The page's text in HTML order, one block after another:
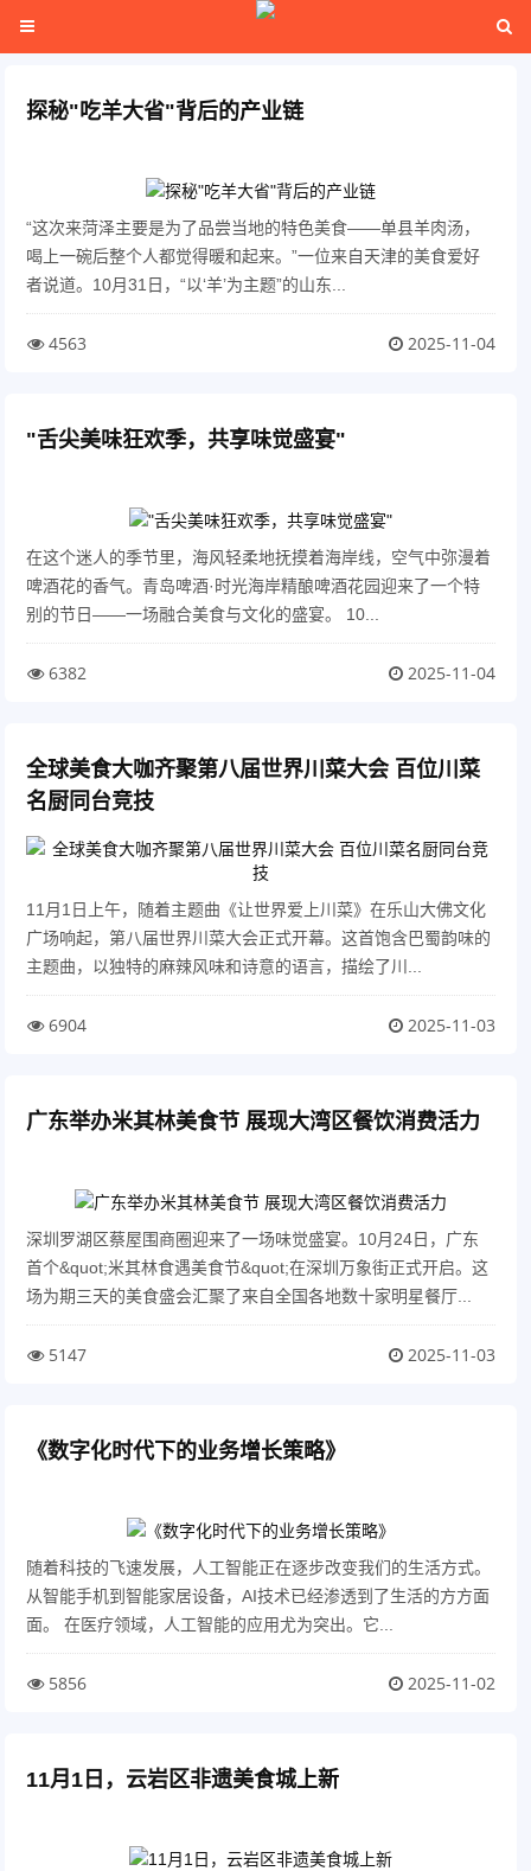
探秘"吃羊大省"背后的产业链
“这次来菏泽主要是为了品尝当地的特色美食——单县羊肉汤，
喝上一碗后整个人都觉得暖和起来。”一位来自天津的美食爱好
者说道。10月31日，“以‘羊’为主题”的山东...
4563 2025-11-04
"舌尖美味狂欢季，共享味觉盛宴"
在这个迷人的季节里，海风轻柔地抚摸着海岸线，空气中弥漫着
啤酒花的香气。青岛啤酒·时光海岸精酿啤酒花园迎来了一个特
别的节日——一场融合美食与文化的盛宴。 10...
6382 2025-11-04
全球美食大咖齐聚第八届世界川菜大会 百位川菜
名厨同台竞技
11月1日上午，随着主题曲《让世界爱上川菜》在乐山大佛文化
广场响起，第八届世界川菜大会正式开幕。这首饱含巴蜀韵味的
主题曲，以独特的麻辣风味和诗意的语言，描绘了川...
6904 2025-11-03
广东举办米其林美食节 展现大湾区餐饮消费活力
深圳罗湖区蔡屋围商圈迎来了一场味觉盛宴。10月24日，广东
首个&quot;米其林食遇美食节&quot;在深圳万象街正式开启。这
场为期三天的美食盛会汇聚了来自全国各地数十家明星餐厅...
5147 2025-11-03
《数字化时代下的业务增长策略》
随着科技的飞速发展，人工智能正在逐步改变我们的生活方式。
从智能手机到智能家居设备，AI技术已经渗透到了生活的方方面
面。 在医疗领域，人工智能的应用尤为突出。它...
5856 2025-11-02
11月1日，云岩区非遗美食城上新